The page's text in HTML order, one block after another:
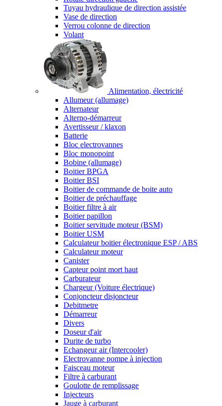
Tuyau hydraulique de direction assistée
Vase de direction
Verrou colonne de direction
Volant
Alimentation, électricité
Allumeur (allumage)
Alternateur
Alterno-démarreur
Avertisseur / klaxon
Batterie
Bloc electrovannes
Bloc monopoint
Bobine (allumage)
Boitier BPGA
Boitier BSI
Boitier de commande de boite auto
Boitier de préchauffage
Boitier filtre à air
Boitier papillon
Boitier servitude moteur (BSM)
Boitier USM
Calculateur boitier électronique ESP / ABS
Calculateur moteur
Canister
Capteur point mort haut
Carburateur
Chargeur (Voiture électrique)
Conjoncteur disjoncteur
Debitmetre
Démarreur
Divers
Doseur d'air
Durite de turbo
Echangeur air (Intercooler)
Electrovanne pompe à injection
Faisceau moteur
Filtre à carburant
Goulotte de remplissage
Injecteurs
Jauge à carburant